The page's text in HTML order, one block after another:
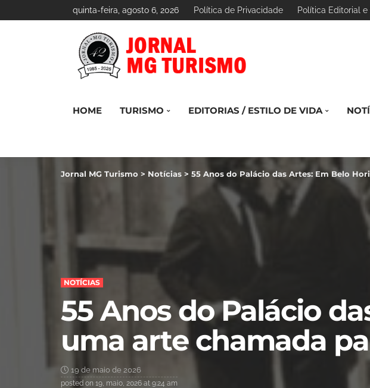
quinta-feira, agosto 6, 2026 Política de Privacidade Política Editorial e
HOME TURISMO EDITORIAS / ESTILO DE VIDA
Jornal MG Turismo > Notícias > 55 Anos do Palácio das Artes: Em Belo
NOTÍCIAS
55 Anos do Palácio
uma arte chamada
19 de maio de 2026
posted on 19, maio, 2026 at 9:24 am